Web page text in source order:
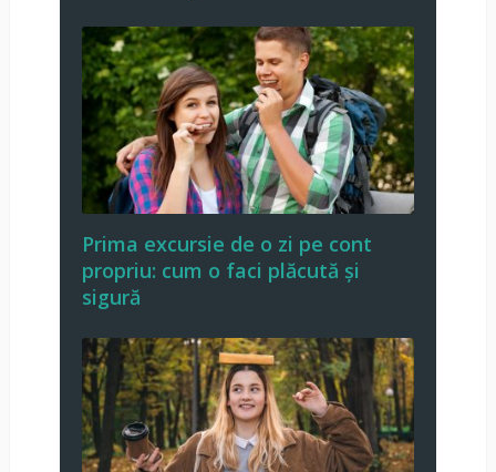
Prima excursie de o zi pe cont
propriu: cum o faci plăcută și
sigură